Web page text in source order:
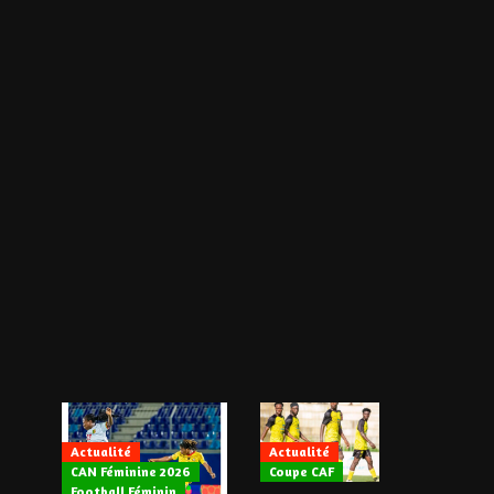
Actualité
CAN Féminine 2026
Actualité
Coupe CAF